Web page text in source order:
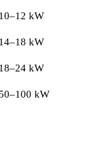
10–12 kW
14–18 kW
18–24 kW
kW